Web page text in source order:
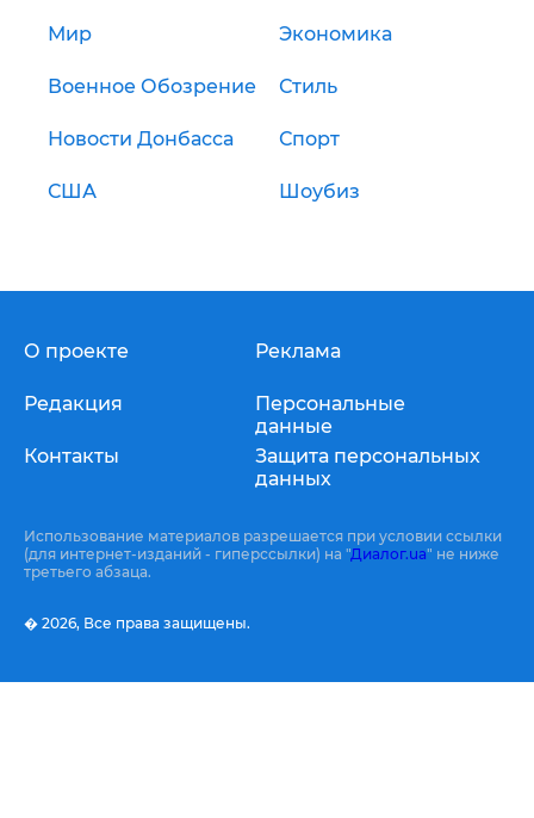
Мир Экономика
Военное Обозрение Стиль
Новости Донбасса Спорт
США Шоубиз
О проекте
Редакция
Контакты
Реклама
Персональные
данные
Защита персональных
данных
Использование материалов разрешается при условии ссылки
(для интернет-изданий - гиперссылки) на "Диалог.ua" не ниже
третьего абзаца.
� 2026, Все права защищены.